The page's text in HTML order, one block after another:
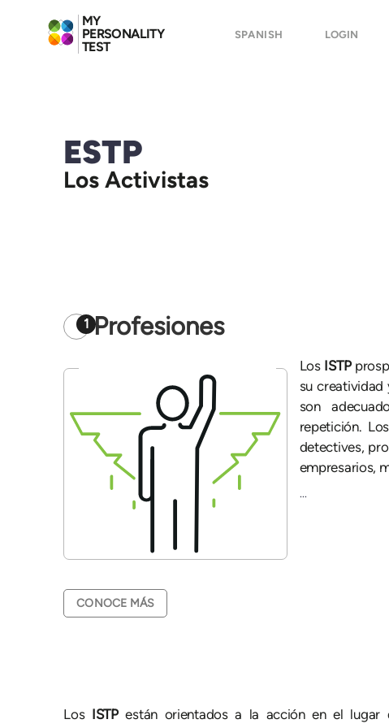
MY
PERSONALITY
TEST
SPANISH LOGIN
ESTP
Los Activistas
1 Profesiones
Los ISTP
su
son
repetición. Los
detectives,
empresarios,
...
CONOCE MÁS
Los ISTPestán orientados a la acción en el lugar